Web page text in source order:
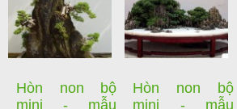
Hòn non bộ
mini - mẫu
Hòn non bộ
mini - mẫu